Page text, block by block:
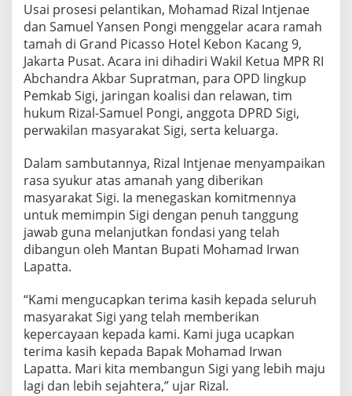
Usai prosesi pelantikan, Mohamad Rizal Intjenae
dan Samuel Yansen Pongi menggelar acara ramah
tamah di Grand Picasso Hotel Kebon Kacang 9,
Jakarta Pusat. Acara ini dihadiri Wakil Ketua MPR RI
Abchandra Akbar Supratman, para OPD lingkup
Pemkab Sigi, jaringan koalisi dan relawan, tim
hukum Rizal-Samuel Pongi, anggota DPRD Sigi,
perwakilan masyarakat Sigi, serta keluarga.
Dalam sambutannya, Rizal Intjenae menyampaikan
rasa syukur atas amanah yang diberikan
masyarakat Sigi. Ia menegaskan komitmennya
untuk memimpin Sigi dengan penuh tanggung
jawab guna melanjutkan fondasi yang telah
dibangun oleh Mantan Bupati Mohamad Irwan
Lapatta.
“Kami mengucapkan terima kasih kepada seluruh
masyarakat Sigi yang telah memberikan
kepercayaan kepada kami. Kami juga ucapkan
terima kasih kepada Bapak Mohamad Irwan
Lapatta. Mari kita membangun Sigi yang lebih maju
lagi dan lebih sejahtera,” ujar Rizal.